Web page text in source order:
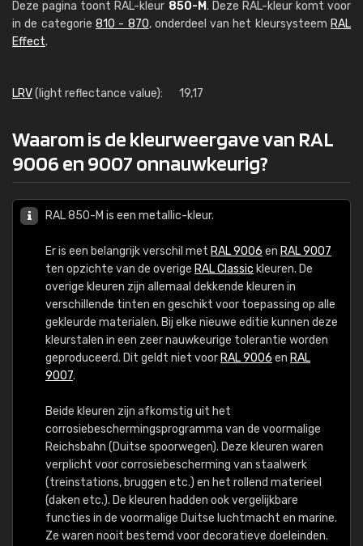
Deze pagina toont RAL-kleur 850-M. Deze RAL-kleur komt voor
in de categorie 810 - 870, onderdeel van het kleursysteem RAL
Effect.
LRV(light reflectance value): 19,17
Waarom is de kleurweergave van RAL
9006 en 9007 onnauwkeurig?
RAL 850-M is een metallic-kleur.
Er is een belangrijk verschil met RAL 9006 en RAL 9007
ten opzichte van de overige RAL Classic kleuren. De
overige kleuren zijn allemaal dekkende kleuren in
verschillende tinten en geschikt voor toepassing op alle
gekleurde materialen. Bij elke nieuwe editie kunnen deze
kleurstalen in een zeer nauwkeurige tolerantie worden
geproduceerd. Dit geldt niet voor RAL 9006 en RAL
9007.
Beide kleuren zijn afkomstig uit het
corrosiebeschermingsprogramma van de voormalige
Reichsbahn (Duitse spoorwegen). Deze kleuren waren
verplicht voor corrosiebescherming van staalwerk
(treinstations, bruggen etc.) en het rollend materieel
(daken etc.). De kleuren hadden ook vergelijkbare
functies in de voormalige Duitse luchtmacht en marine.
Ze waren nooit bestemd voor decoratieve doeleinden.